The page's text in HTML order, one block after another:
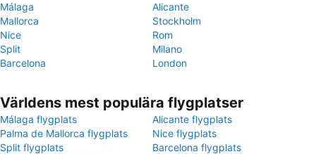
Málaga
Alicante
Mallorca
Stockholm
Nice
Rom
Split
Milano
Barcelona
London
Världens mest populära flygplatser
Málaga flygplats
Alicante flygplats
Palma de Mallorca flygplats
Nice flygplats
Split flygplats
Barcelona flygplats